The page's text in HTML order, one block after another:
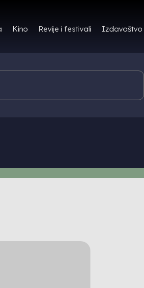
Kino Revije i festivali Izdavaštvo